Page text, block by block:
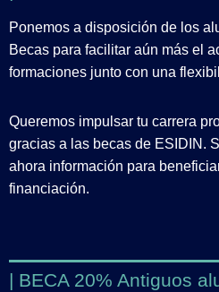
Ponemos a disposición de los
Becas para facilitar aún más el
formaciones junto con una
Queremos impulsar tu carrera
gracias a las becas de ESIDIN.
ahora información para
financiación.
| BECA 20% Antiguos